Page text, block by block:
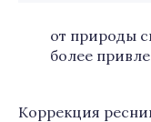
от природы
более
Коррекция